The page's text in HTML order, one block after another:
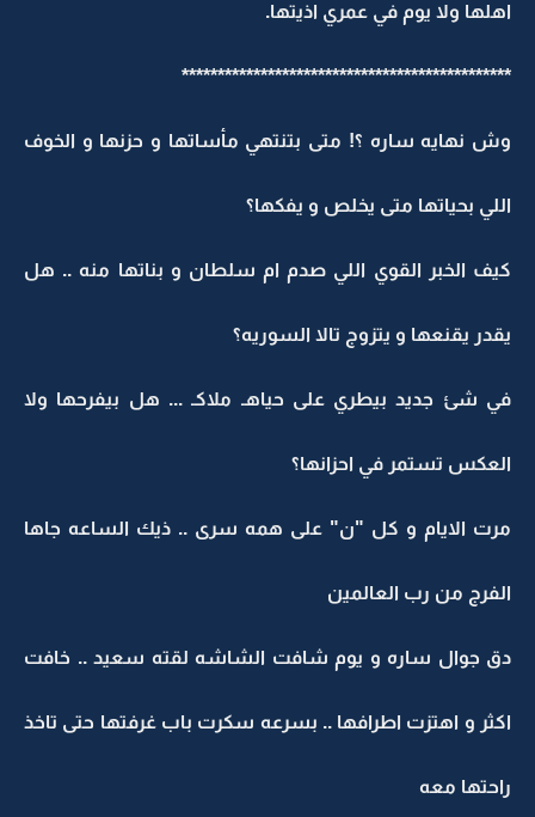
اهلها ولا يوم في عمري اذيتها.
**********************************************
وش نهايه ساره ؟! متى بتنتهي مأساتها و حزنها و الخوف
اللي بحياتها متى يخلص و يفكها؟
كيف الخبر القوي اللي صدم ام سلطان و بناتها منه .. هل
يقدر يقنعها و يتزوج تالا السوريه؟
في شئ جديد بيطري على حياهـ ملاكـ ... هل بيفرحها ولا
العكس تستمر في احزانها؟
مرت الايام و كل "ن" على همه سرى .. ذيك الساعه جاها
الفرج من رب العالمين
دق جوال ساره و يوم شافت الشاشه لقته سعيد .. خافت
اكثر و اهتزت اطرافها .. بسرعه سكرت باب غرفتها حتى تاخذ
راحتها معه